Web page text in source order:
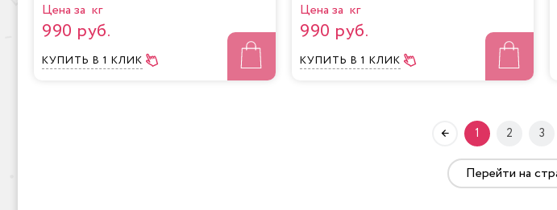
Цена за кг
990 руб.
КУПИТЬ В 1 КЛИК
Цена за кг
990 руб.
КУПИТЬ В 1 КЛИК
1 2 3